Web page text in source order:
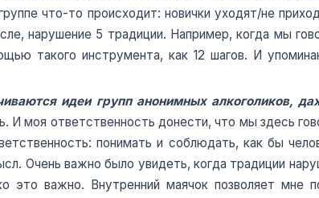
что-то происходит: новички уходят/не
нарушение 5 традиции. Например, когда мы
такого инструмента, как 12 шагов. И
идеи групп анонимных алкоголиков,
И моя ответственность донести, что мы здесь
понимать и соблюдать, как бы
Очень важно было увидеть, когда традиции
это важно. Внутренний маячок позволяет